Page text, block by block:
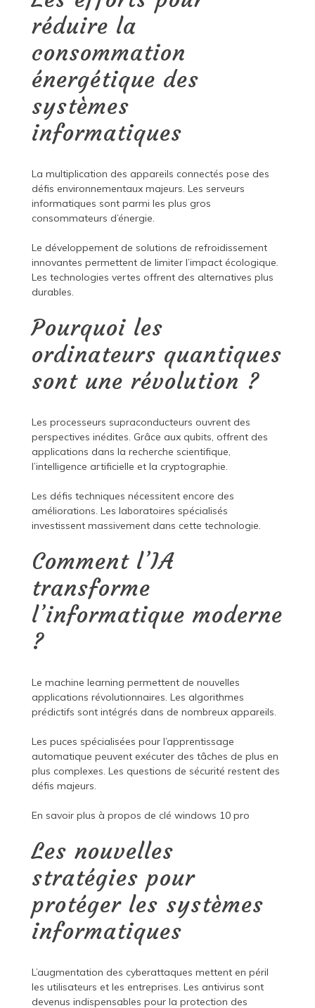
réduire la
consommation
énergétique des
systèmes
informatiques
La multiplication des appareils connectés pose des
défis environnementaux majeurs. Les serveurs
informatiques sont parmi les plus gros
consommateurs d’énergie.
Le développement de solutions de refroidissement
innovantes permettent de limiter l’impact écologique.
Les technologies vertes offrent des alternatives plus
durables.
Pourquoi les
ordinateurs quantiques
sont une révolution ?
Les processeurs supraconducteurs ouvrent des
perspectives inédites. Grâce aux qubits, offrent des
applications dans la recherche scientifique,
l’intelligence artificielle et la cryptographie.
Les défis techniques nécessitent encore des
améliorations. Les laboratoires spécialisés
investissent massivement dans cette technologie.
Comment l’IA
transforme
l’informatique moderne
?
Le machine learning permettent de nouvelles
applications révolutionnaires. Les algorithmes
prédictifs sont intégrés dans de nombreux appareils.
Les puces spécialisées pour l’apprentissage
automatique peuvent exécuter des tâches de plus en
plus complexes. Les questions de sécurité restent des
défis majeurs.
En savoir plus à propos de clé windows 10 pro
Les nouvelles
stratégies pour
protéger les systèmes
informatiques
L’augmentation des cyberattaques mettent en péril
les utilisateurs et les entreprises. Les antivirus sont
devenus indispensables pour la protection des